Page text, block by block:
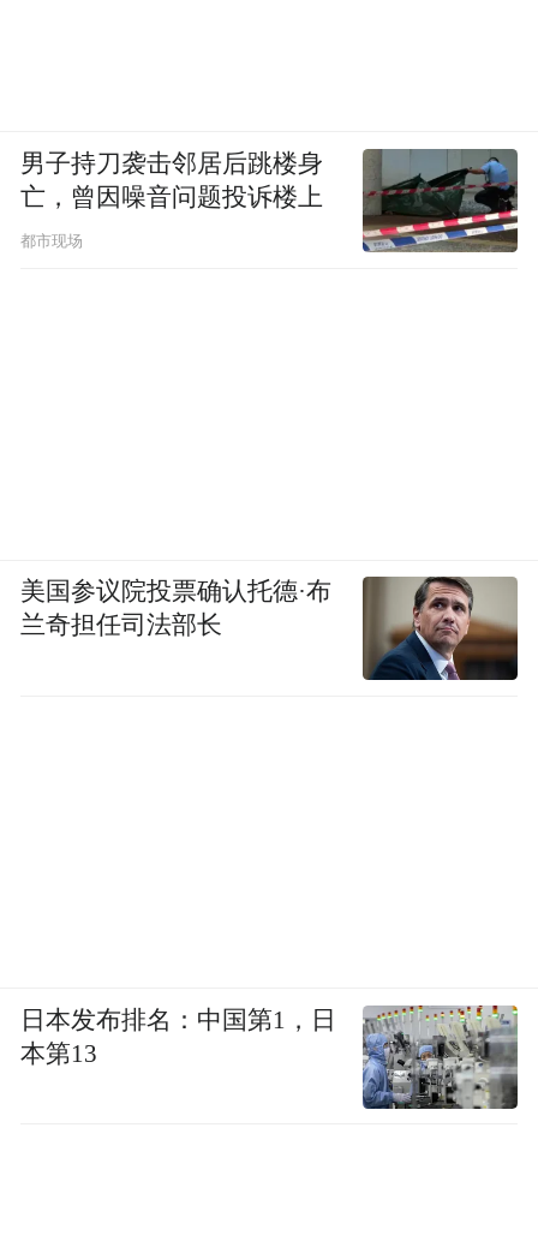
男子持刀袭击邻居后跳楼身
亡，曾因噪音问题投诉楼上
都市现场
美国参议院投票确认托德·布
兰奇担任司法部长
日本发布排名：中国第1，日
本第13